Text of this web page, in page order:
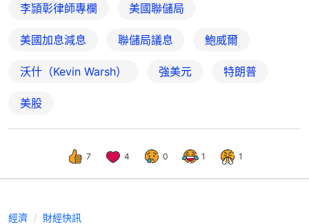
李頴彰律師專欄 美國聯儲局
美國加息減息 聯儲局議息 鮑威爾
沃什（Kevin Warsh） 強美元 特朗普
美股
7 4 0 1 1
經濟 財經快訊